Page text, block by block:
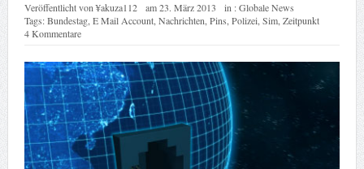
Veröffentlicht von¥akuza112 am23. März 2013 in :Globale News
Tags:Bundestag, E Mail Account, Nachrichten Pins Polizei Sim, Zeitpunkt
4 Kommentare